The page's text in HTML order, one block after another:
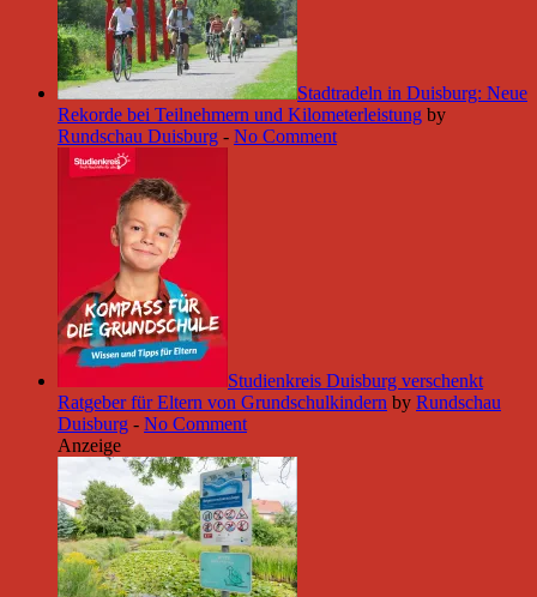
Stadtradeln in Duisburg: Neue
Rekorde bei Teilnehmern und Kilometerleistung by
Rundschau Duisburg - No Comment
Studienkreis Duisburg verschenkt
Ratgeber für Eltern von Grundschulkindern by Rundschau
Duisburg - No Comment
Anzeige